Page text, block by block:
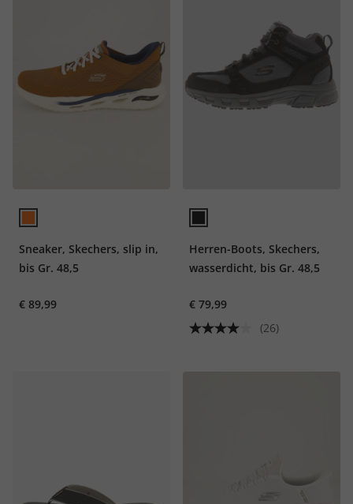
Sneaker, Skechers, slip in,
bis Gr. 48,5
€ 89,99
Herren-Boots, Skechers,
wasserdicht, bis Gr. 48,5
€ 79,99
(26)